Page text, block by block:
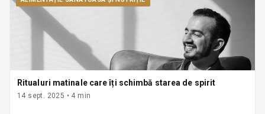
Ritualuri matinale care îți schimbă starea de spirit
14 sept. 2025 • 4 min